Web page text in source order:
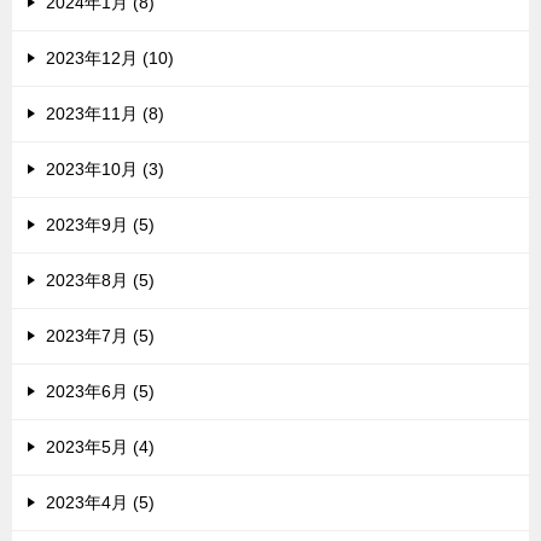
2023年12月 (10)
2023年11月 (8)
2023年10月 (3)
2023年9月 (5)
2023年8月 (5)
2023年7月 (5)
2023年6月 (5)
2023年5月 (4)
2023年4月 (5)